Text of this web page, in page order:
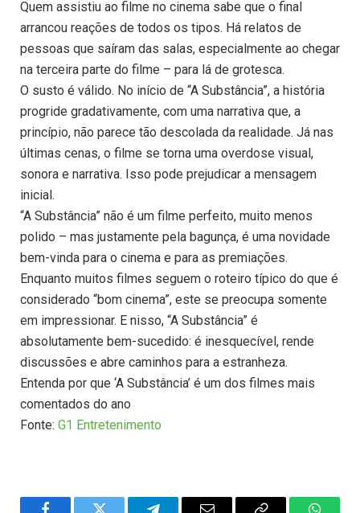
Quem assistiu ao filme no cinema sabe que o final
arrancou reações de todos os tipos. Há relatos de
pessoas que saíram das salas, especialmente ao chegar
na terceira parte do filme – para lá de grotesca.
O susto é válido. No início de “A Substância”, a história
progride gradativamente, com uma narrativa que, a
princípio, não parece tão descolada da realidade. Já nas
últimas cenas, o filme se torna uma overdose visual,
sonora e narrativa. Isso pode prejudicar a mensagem
inicial.
“A Substância” não é um filme perfeito, muito menos
polido – mas justamente pela bagunça, é uma novidade
bem-vinda para o cinema e para as premiações.
Enquanto muitos filmes seguem o roteiro típico do que é
considerado “bom cinema”, este se preocupa somente
em impressionar. E nisso, “A Substância” é
absolutamente bem-sucedido: é inesquecível, rende
discussões e abre caminhos para a estranheza.
Entenda por que ‘A Substância’ é um dos filmes mais
comentados do ano
Fonte: G1 Entretenimento